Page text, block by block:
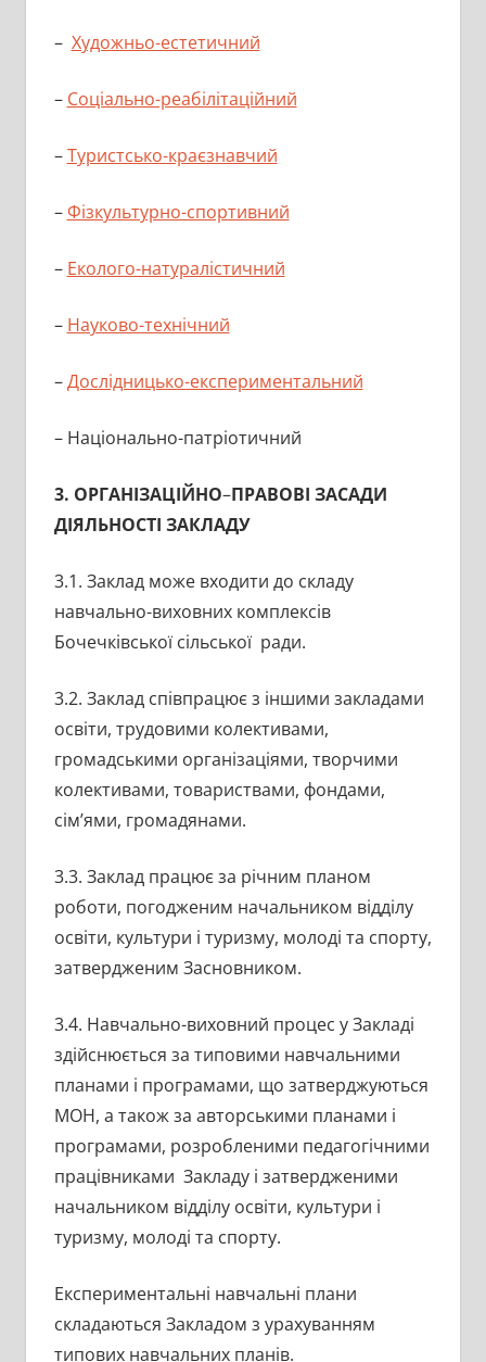
– Художньо-естетичний
– Соціально-реабілітаційний
–Туристсько-краєзнавчий
–Фізкультурно-спортивний
– Еколого-натуралістичний
– Науково-технічний
–Дослідницько-експериментальний
– Національно-патріотичний
3. ОРГАНІЗАЦІЙНО–ПРАВОВІ ЗАСАДИ
ДІЯЛЬНОСТІ ЗАКЛАДУ
3.1. Заклад може входити до складу
навчально-виховних комплексів
Бочечківської сільської ради.
3.2. Заклад співпрацює з іншими закладами
освіти, трудовими колективами,
громадськими організаціями, творчими
колективами, товариствами, фондами,
сім’ями, громадянами.
3.3. Заклад працює за річним планом
роботи, погодженим начальником відділу
освіти, культури і туризму, молоді та спорту,
затвердженим Засновником.
3.4. Навчально-виховний процес у Закладі
здійснюється за типовими навчальними
планами і програмами, що затверджуються
МОН, а також за авторськими планами і
програмами, розробленими педагогічними
працівниками Закладу і затвердженими
начальником відділу освіти, культури і
туризму, молоді та спорту.
Експериментальні навчальні плани
складаються Закладом з урахуванням
типових навчальних планів.